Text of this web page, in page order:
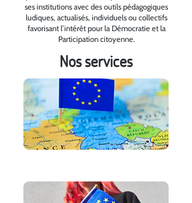
ses institutions avec des outils pédagogiques
ludiques, actualisés, individuels ou collectifs
favorisant l’intérêt pour la Démocratie et la
Participation citoyenne.
Nos services